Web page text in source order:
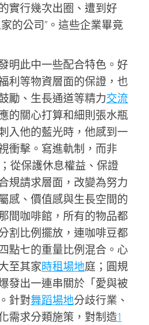
實行幾次出圈、遭到好
的公司”。這些企業畢竟
明此中一些配合特色。好
利等物資層面的保證，也
勵、生長通道等精力交流
的關心打算和細則張水瓶
入他的藍光時，他感到一
衝擊。寫進軌制，而非
；從保護休息權益、保證
規請求層面，改變為努力
感、價值感與生長空間的
間咖啡館，所有的物品都
割比例擺放，連咖啡豆都
點七的重量比例混合。心
至其家時租場地庭；圓規
發出一連串關於「愛與被
針對舞蹈場地分歧行業、
需求分類施策，對制造1